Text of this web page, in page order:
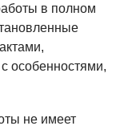
в полном
особенностями,
не имеет